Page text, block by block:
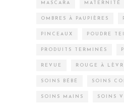
MASCARA MATERNITÉ
OMBRES À PAUPIÈRES
PINCEAUX POUDRE
PRODUITS TERMINÉS
REVUE ROUGE À
SOINS BÉBÉ SOINS
SOINS MAINS SOINS